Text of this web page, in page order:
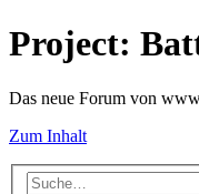
Project:
Das neue Forum von
Zum Inhalt